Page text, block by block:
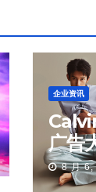
企业资讯
广告
8 月